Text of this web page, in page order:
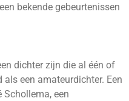
bekende gebeurtenissen
dichter zijn die al één of
een amateurdichter. Een
Schollema, een